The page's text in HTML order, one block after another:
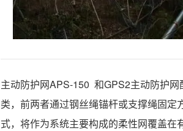
主动防护网APS-150 和GPS2主动防护
类，前两者通过钢丝绳锚杆或支撑绳固
式，将作为系统主要构成的柔性网覆盖